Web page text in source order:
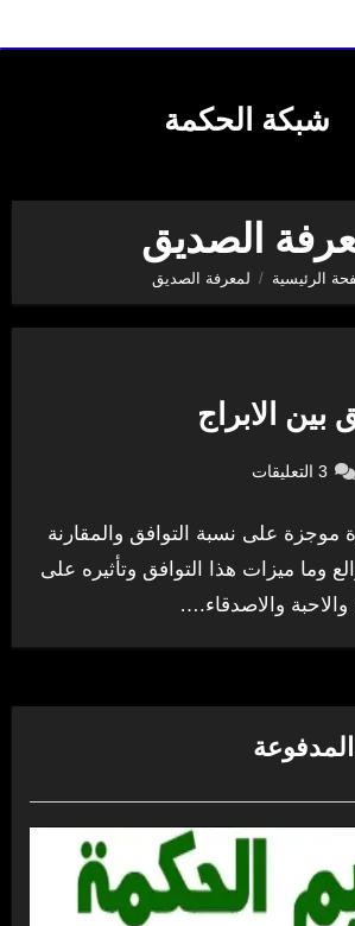
شبكة الحكمة
الصديق
الرئيسية لمعرفة الصديق
بين الابراج
3 التعليقات
على نسبة التوافق والمقارنة
وما ميزات هذا التوافق وتأثيره على
والاحبة والاصدقاء.…